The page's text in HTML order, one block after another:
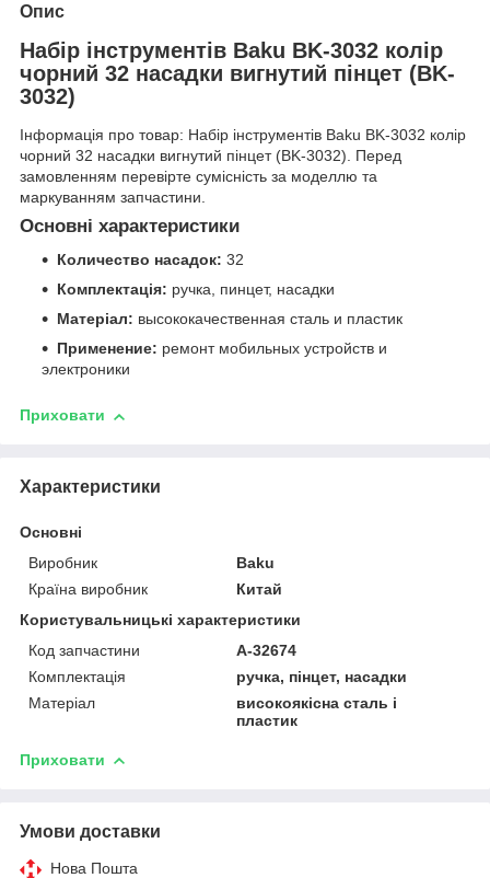
Опис
Набір інструментів Baku BK-3032 колір
чорний 32 насадки вигнутий пінцет (BK-
3032)
Інформація про товар: Набір інструментів Baku BK-3032 колір
чорний 32 насадки вигнутий пінцет (BK-3032). Перед
замовленням перевірте сумісність за моделлю та
маркуванням запчастини.
Основні характеристики
Количество насадок: 32
Комплектація: ручка, пинцет, насадки
Матеріал: высококачественная сталь и пластик
Применение: ремонт мобильных устройств и
электроники
Приховати
Характеристики
Основні
Виробник
Baku
Країна виробник
Китай
Користувальницькі характеристики
Код запчастини
A-32674
Комплектація
ручка, пінцет, насадки
Матеріал
високоякісна сталь і
пластик
Приховати
Умови доставки
Нова Пошта